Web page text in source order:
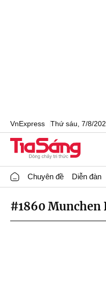
VnExpress Thứ sáu, 7/8/
Chuyên đề Diễn đàn
#1860 Munchen